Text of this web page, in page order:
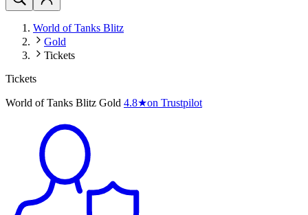
World of Tanks Blitz
Gold
Tickets
Tickets
World of Tanks Blitz Gold 4.8★on Trustpilot